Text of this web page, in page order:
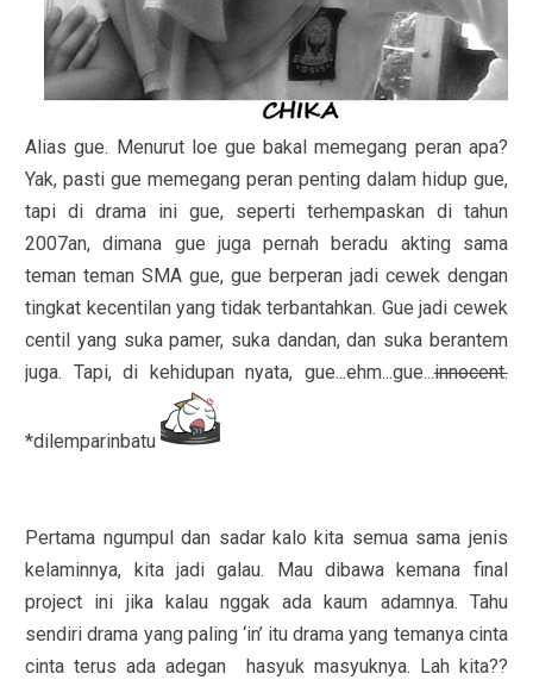
Alias gue. Menurut loe gue bakal memegang peran apa?
Yak, pasti gue memegang peran penting dalam hidup gue,
tapi di drama ini gue, seperti terhempaskan di tahun
2007an, dimana gue juga pernah beradu akting sama
teman teman SMA gue, gue berperan jadi cewek dengan
tingkat kecentilan yang tidak terbantahkan. Gue jadi cewek
centil yang suka pamer, suka dandan, dan suka berantem
juga. Tapi, di kehidupan nyata, gue...ehm...gue...innocent.
*dilemparinbatu
Pertama ngumpul dan sadar kalo kita semua sama jenis
kelaminnya, kita jadi galau. Mau dibawa kemana final
project ini jika kalau nggak ada kaum adamnya. Tahu
sendiri drama yang paling ‘in’ itu drama yang temanya cinta
cinta terus ada adegan hasyuk masyuknya. Lah kita??